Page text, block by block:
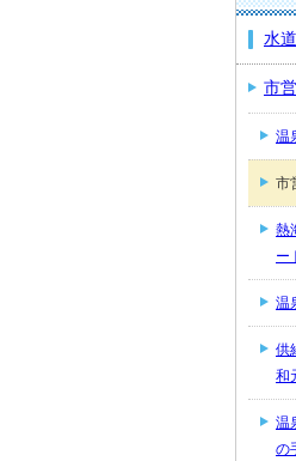
水
市
温
市
熱
ー
温
供
和
温
の